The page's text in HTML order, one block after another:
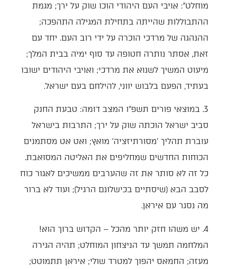
מוחלט": אויבי העם היהודי הוכו שוק על ירך; מגמת
ההתבוללות שהייתה בתחילת המגילה התהפכה;
ההנהגה של מרדכי הוכרה על ידי רוב העם. יחד עם
זאת, אסתר נותרה חטופה עד סוף ימיה בבית המלך;
מיעוט המשיך לשנוא את מרדכי; ואויבי היהודים ישובו
בעתיד, הפעם בלבוש יווני, להילחם בעם ישראל.
3. במוצאי פורים תשפ"ו המצב דומה: טבעת החנק
סביב ישראל הוכתה שוק על ירך; התרבות בישראל
עוברת תהליך 'מסורתיזציה' מואץ; ואט אט מסתמנים
הכוחות החדשים שמחליפים את האליטה המסואבת.
כל זה לא סותר את זה שהערבים ממשיכים לאגור כוח
לסבב הבא (שיסתיים בכישלונם הרגיל); ועוד לא ברור
מה נסגר עם איראן.
4. יש משהו חזק יותר מהכל – הקדוש ברוך הוא!
המלחמה תמשך עד הניצחון המוחלט; תהיה הגירה
מעזה; החמאס יהפוך למטרד שולי; איראן תתמוטט;